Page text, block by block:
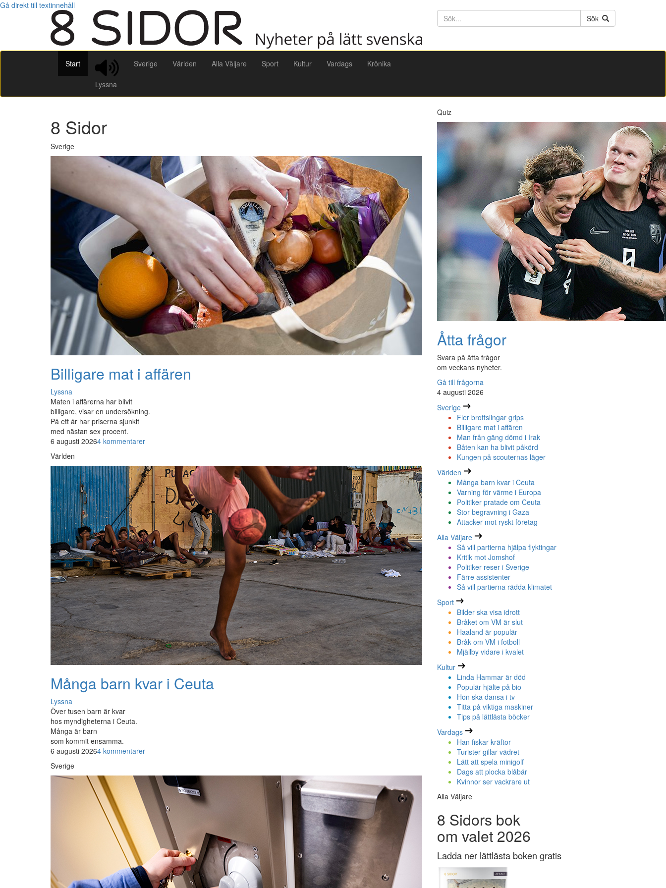
Gå direkt till textinnehåll
Söktext
Sök
Start
Lyssna
Sverige Världen Alla Väljare Sport Kultur Vardags Krönika
8 Sidor
Sverige
Billigare mat i affären
Lyssna
Maten i affärerna har blivit
billigare, visar en undersökning.
På ett år har priserna sjunkit
med nästan sex procent.
6 augusti 20264 kommentarer
Världen
Många barn kvar i Ceuta
Lyssna
Över tusen barn är kvar
hos myndigheterna i Ceuta.
Många är barn
som kommit ensamma.
6 augusti 20264 kommentarer
Sverige
Quiz
Åtta frågor
Svara på åtta frågor
om veckans nyheter.
Gå till frågorna
4 augusti 2026
Sverige
Fler brottslingar grips
Billigare mat i affären
Man från gäng dömd i Irak
Båten kan ha blivit påkörd
Kungen på scouternas läger
Världen
Många barn kvar i Ceuta
Varning för värme i Europa
Politiker pratade om Ceuta
Stor begravning i Gaza
Attacker mot ryskt företag
Alla Väljare
Så vill partierna hjälpa flyktingar
Kritik mot Jomshof
Politiker reser i Sverige
Färre assistenter
Så vill partierna rädda klimatet
Sport
Bilder ska visa idrott
Bråket om VM är slut
Haaland är populär
Bråk om VM i fotboll
Mjällby vidare i kvalet
Kultur
Linda Hammar är död
Populär hjälte på bio
Hon ska dansa i tv
Titta på viktiga maskiner
Tips på lättlästa böcker
Vardags
Han fiskar kräftor
Turister gillar vädret
Lätt att spela minigolf
Dags att plocka blåbär
Kvinnor ser vackrare ut
Alla Väljare
8 Sidors bok
om valet 2026
Ladda ner lättlästa boken gratis